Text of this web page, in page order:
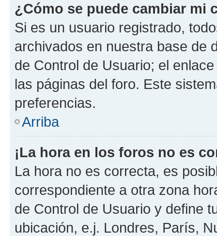
¿Cómo se puede cambiar mi
Si es un usuario registrado,
archivados en nuestra base de
de Control de Usuario; el
las páginas del foro. Este
preferencias.
Arriba
¡La hora en los foros no es
La hora no es correcta, es
correspondiente a otra zona
de Control de Usuario y define
ubicación, e.j. Londres, París,